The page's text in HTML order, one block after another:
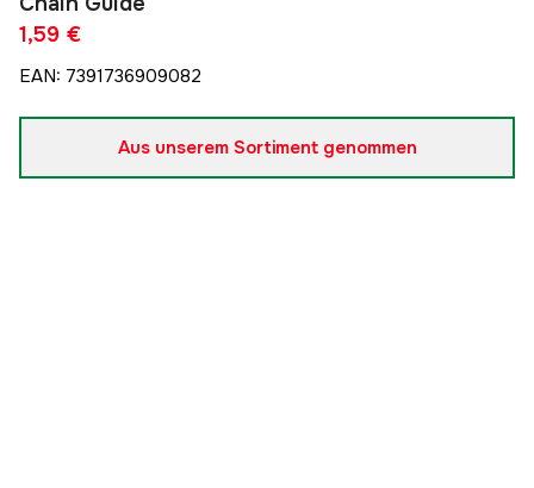
1,59 €
EAN: 7391736909082
Aus unserem Sortiment genommen